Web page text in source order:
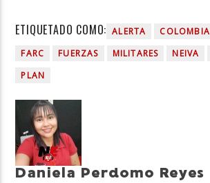
ETIQUETADO COMO: ALERTA COLOMBIA
FARC
FUERZAS MILITARES NEIVA
PLAN
Daniela Perdomo Reyes